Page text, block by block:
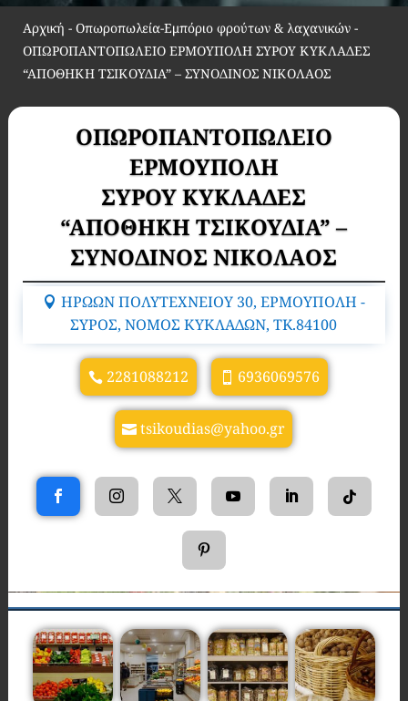
Αρχική - Οπωροπωλεία-Εμπόριο φρούτων & λαχανικών-
ΟΠΩΡΟΠΑΝΤΟΠΩΛΕΙΟ ΕΡΜΟΥΠΟΛΗ ΣΥΡΟΥ ΚΥΚΛΑΔΕΣ
“ΑΠΟΘΗΚΗ ΤΣΙΚΟΥΔΙΑ” – ΣΥΝΟΔΙΝΟΣ ΝΙΚΟΛΑΟΣ
ΟΠΩΡΟΠΑΝΤΟΠΩΛΕΙΟ
ΕΡΜΟΥΠΟΛΗ
ΣΥΡΟΥ ΚΥΚΛΑΔΕΣ
“ΑΠΟΘΗΚΗ ΤΣΙΚΟΥΔΙΑ” –
ΣΥΝΟΔΙΝΟΣ ΝΙΚΟΛΑΟΣ
ΗΡΩΩΝ ΠΟΛΥΤΕΧΝΕΙΟΥ 30, ΕΡΜΟΥΠΟΛΗ -
ΣΥΡΟΣ, ΝΟΜΟΣ ΚΥΚΛΑΔΩΝ, TK.84100
2281088212 6936069576
tsikoudias@yahoo.gr